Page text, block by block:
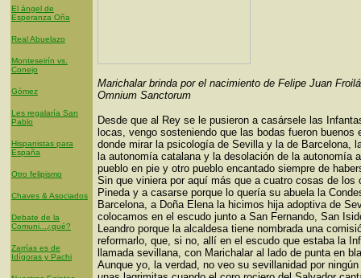
El ángel de
Esperanza Oña
Real Abuelazo
Monteseirín vs.
Conejo
Gómez
Les regalaría San
Pablo
Hispanistas para
España
Otro felipismo
Chaves & Asociados
Debate de la
Comuni...¿qué?
Zarrías es de
Idígoras y Pachi
Marichalar brinda por el nacimiento de Felipe Juan
Omnium Sanctorum
Desde que al Rey se le pusieron a casársele las
locas, vengo sosteniendo que las bodas fueron buenos
donde mirar la psicología de Sevilla y la de Barcelona,
la autonomía catalana y la desolación de la autonomía
pueblo en pie y otro pueblo encantado siempre de
Sin que viniera por aquí más que a cuatro cosas de los
Pineda y a casarse porque lo quería su abuela la
Barcelona, a Doña Elena la hicimos hija adoptiva de
colocamos en el escudo junto a San Fernando, San
Leandro porque la alcaldesa tiene nombrada una
reformarlo, que, si no, allí en el escudo que estaba la
llamada sevillana, con Marichalar al lado de punta en
Aunque yo, la verdad, no veo su sevillanidad por